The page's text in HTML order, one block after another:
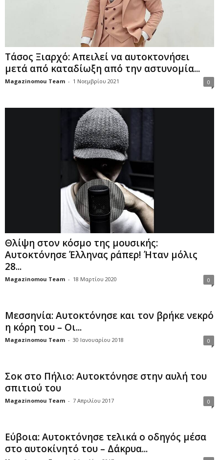
Τάσος Ξιαρχό: Απειλεί να αυτοκτονήσει
μετά από καταδίωξη από την αστυνομία...
Magazinomou Team - 1 Νοεμβρίου 2021 0
Θλίψη στον κόσμο της μουσικής:
Αυτοκτόνησε Έλληνας ράπερ! Ήταν μόλις
28...
Magazinomou Team - 18 Μαρτίου 2020 0
Μεσσηνία: Αυτοκτόνησε και τον βρήκε νεκρό
η κόρη του – Οι...
Magazinomou Team - 30 Ιανουαρίου 2018 0
Σοκ στο Πήλιο: Αυτοκτόνησε στην αυλή του
σπιτιού του
Magazinomou Team - 7 Απριλίου 2017 0
Εύβοια: Αυτοκτόνησε τελικά ο οδηγός μέσα
στο αυτοκίνητό του – Δάκρυα...